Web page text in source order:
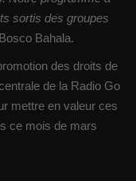
sortis des groupes
Bahala.
des droits de
de la Radio Go
mettre en valeur ces
ce mois de mars